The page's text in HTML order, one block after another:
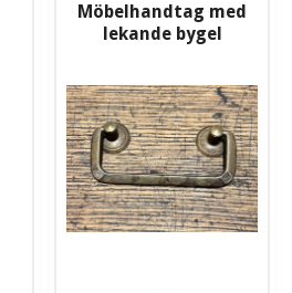
Möbelhandtag med
lekande bygel